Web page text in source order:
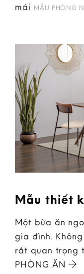
mái MẪU PHÒNG
Mẫu thiết
Một bữa ăn
gia đình.
rất quan trọng
PHÒNG ĂN